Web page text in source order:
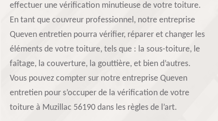
effectuer une vérification minutieuse de votre toiture.
En tant que couvreur professionnel, notre entreprise
Queven entretien pourra vérifier, réparer et changer les
éléments de votre toiture, tels que : la sous-toiture, le
faîtage, la couverture, la gouttière, et bien d’autres.
Vous pouvez compter sur notre entreprise Queven
entretien pour s’occuper de la vérification de votre
toiture à Muzillac 56190 dans les règles de l’art.